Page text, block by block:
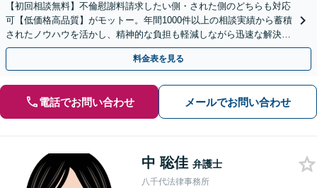
【初回相談無料】不倫慰謝料請求したい側・された側のどちらも対応
可【低価格高品質】がモットー。年間1000件以上の相談実績から蓄積
されたノウハウを活かし、精神的な負担も軽減しながら迅速な解決を
目指します。【休日・夜間相談あり】【ビデオ面談可】
料金表を見る
電話でお問い合わせ メールでお問い合わせ
中 聡佳 弁護士
八千代法律事務所